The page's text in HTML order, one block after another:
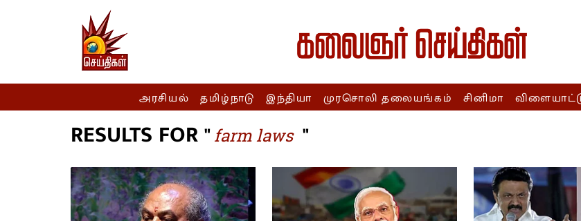
அரசியல் தமிழ்நாடு இந்தியா முரசொலி தலையங்கம் சினிமா
RESULTS FOR "farm laws "